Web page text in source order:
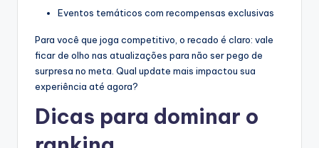
Eventos temáticos com recompensas exclusivas
Para você que joga competitivo, o recado é claro: vale
ficar de olho nas atualizações para não ser pego de
surpresa no meta. Qual update mais impactou sua
experiência até agora?
Dicas para dominar o